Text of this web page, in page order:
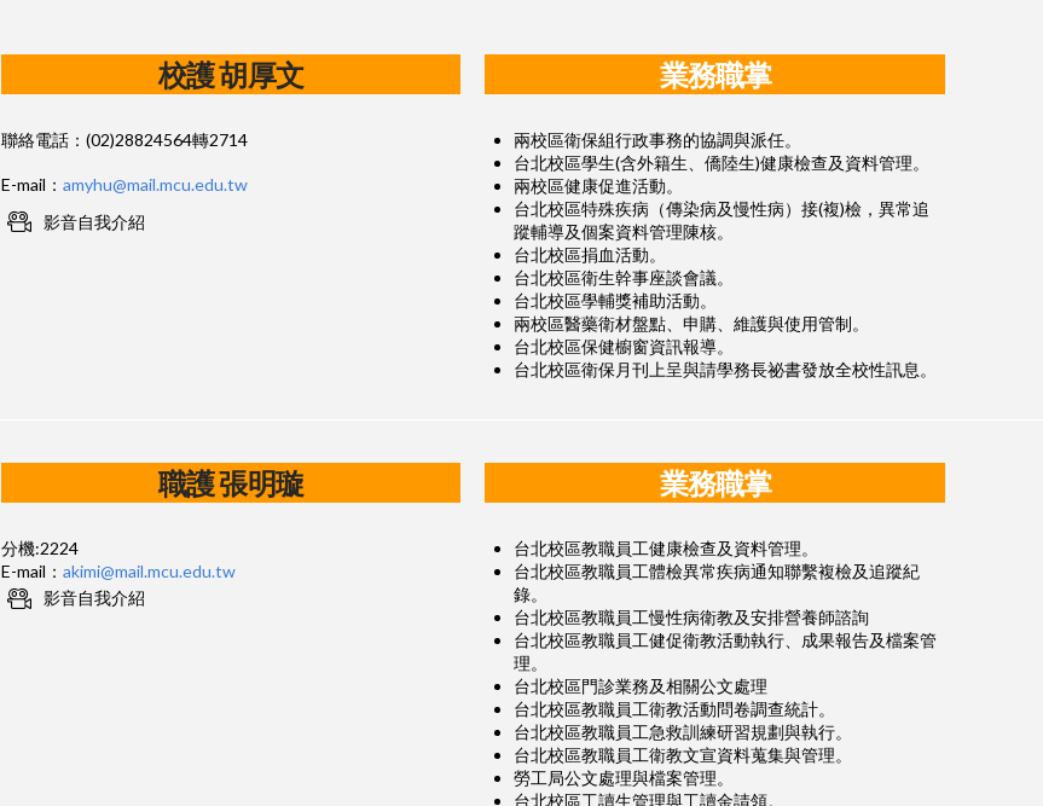
校護 胡厚文
聯絡電話：(02)28824564轉2714
E-mail： amyhu@mail.mcu.edu.tw
影音自我介紹
業務職掌
兩校區衛保組行政事務的協調與派任。
台北校區學生(含外籍生、僑陸生)健康檢查及資料管理。
兩校區健康促進活動。
台北校區特殊疾病（傳染病及慢性病）接(複)檢，異常追
蹤輔導及個案資料管理陳核。
台北校區捐血活動。
台北校區衛生幹事座談會議。
台北校區學輔獎補助活動。
兩校區醫藥衛材盤點、申購、維護與使用管制。
台北校區保健櫥窗資訊報導。
台北校區衛保月刊上呈與請學務長祕書發放全校性訊息。
職護 張明璇
分機:2224
E-mail： akimi@mail.mcu.edu.tw
影音自我介紹
業務職掌
台北校區教職員工健康檢查及資料管理。
台北校區教職員工體檢異常疾病通知聯繫複檢及追蹤紀
錄。
台北校區教職員工慢性病衛教及安排營養師諮詢
台北校區教職員工健促衛教活動執行、成果報告及檔案管
理。
台北校區門診業務及相關公文處理
台北校區教職員工衛教活動問卷調查統計。
台北校區教職員工急救訓練研習規劃與執行。
台北校區教職員工衛教文宣資料蒐集與管理。
勞工局公文處理與檔案管理。
台北校區工讀生管理與工讀金請領。